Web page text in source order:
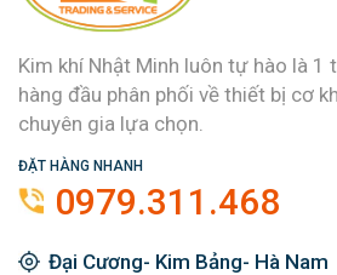
Kim khí Nhật Minh luôn tự hào là
hàng đầu phân phối về thiết bị cơ
chuyên gia lựa chọn.
ĐẶT HÀNG NHANH
0979.311.468
Đại Cương- Kim Bảng- Hà Nam